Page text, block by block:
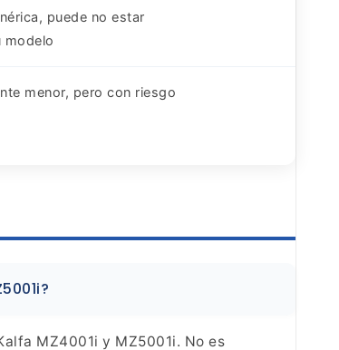
puede no estar
modelo
menor, pero con riesgo
MZ4001i y MZ5001i. No es